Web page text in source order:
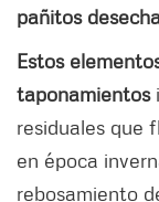
pañitos
Estos
taponamientos
residuales que
en época
rebosamiento